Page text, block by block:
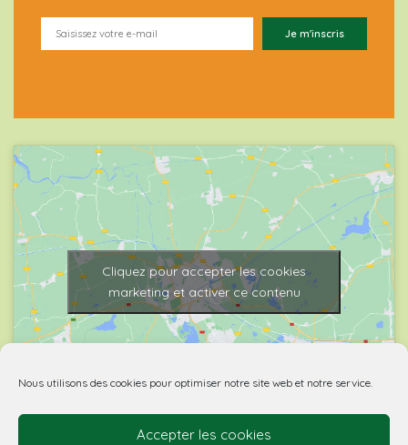
Nous utilisons des cookies pour optimiser notre site web et notre service.
Accepter les cookies
Cliquez pour accepter les cookies
marketing et activer ce contenu